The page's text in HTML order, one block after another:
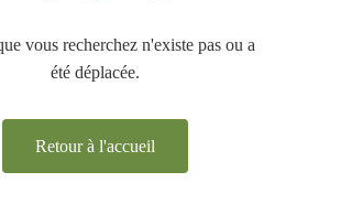
vous recherchez n'existe pas ou a
été déplacée.
Retour à l'accueil